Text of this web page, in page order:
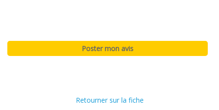
Retourner sur la fiche